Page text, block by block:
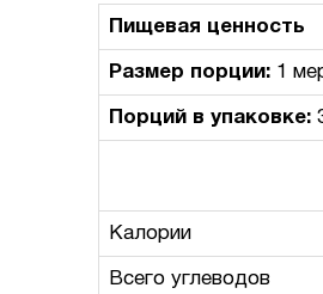
Пищевая ценность
Размер порции: 1
Порций в упаковке:
Калории
Всего углеводов